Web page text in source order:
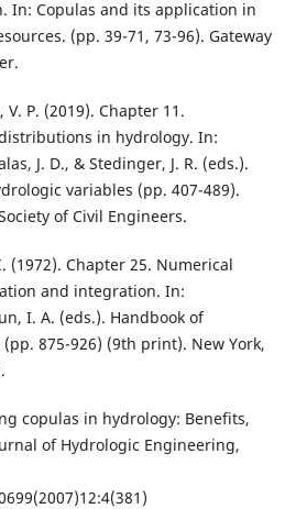
In: Copulas and its application in
(pp. 39-71, 73-96). Gateway
P. (2019). Chapter 11.
in hydrology. In:
J. D., & Stedinger, J. R. (eds.).
variables (pp. 407-489).
of Civil Engineers.
(1972). Chapter 25. Numerical
and integration. In:
I. A. (eds.). Handbook of
875-926) (9th print). New York,
copulas in hydrology: Benefits,
of Hydrologic Engineering,